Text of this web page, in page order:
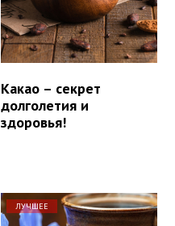
Какао – секрет
долголетия и
здоровья!
ЛУЧШЕЕ